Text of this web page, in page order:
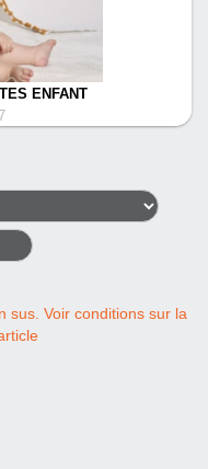
ENFANT
sus. Voir conditions sur la